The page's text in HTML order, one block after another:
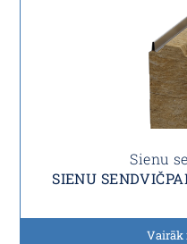
Sienu
SIENU
Vairāk